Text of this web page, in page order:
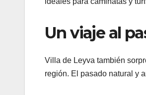
Un viaje al
Villa de Leyva también
región. El pasado natural y